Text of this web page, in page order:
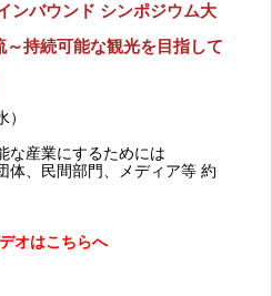
ンバウンド シンポジウム大
持続可能な観光を目指して
な産業にするためには
体、民間部門、メディア等 約
オはこちらへ